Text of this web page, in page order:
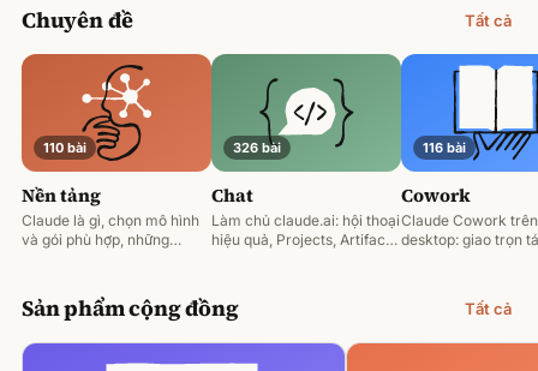
Chuyên đề Tất cả
110 bài
Nền tảng
Claude là gì, chọn mô hình
và gói phù hợp, những
326 bài
Chat
Làm chủ claude.ai: hội thoại
hiệu quả, Projects, Artifacts
116 bài
Cowork
Claude Cowork trên
desktop: giao trọn
Sản phẩm cộng đồng Tất cả